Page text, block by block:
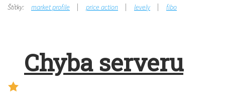
Štítky: market profile price action levely fibo
Chyba serveru